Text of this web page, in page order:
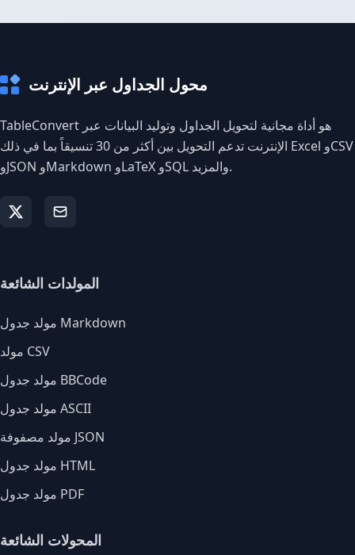
محول الجداول عبر الإنترنت
TableConvert هو أداة مجانية لتحويل الجداول وتوليد البيانات عبر
الإنترنت تدعم التحويل بين أكثر من 30 تنسيقاً بما في ذلك Excel وCSV
وJSON وMarkdown وLaTeX وSQL والمزيد.
المولدات الشائعة
مولد جدول Markdown
مولد CSV
مولد جدول BBCode
مولد جدول ASCII
مولد مصفوفة JSON
مولد جدول HTML
مولد جدول PDF
المحولات الشائعة